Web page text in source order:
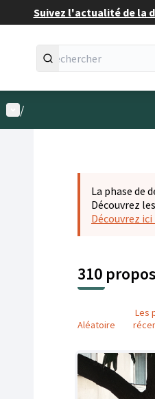
Suivez l'actualité de la
Menu utilisateur
/
La phase de
Découvrez
Découvrez
310
Aléatoire
Les